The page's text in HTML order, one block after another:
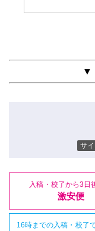
▼
サ
入稿・校了から3日
激安便
16時までの入稿・校了